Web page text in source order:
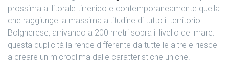
prossima al litorale tirrenico e contemporaneamente quella
che raggiunge la massima altitudine di tutto il territorio
Bolgherese, arrivando a 200 metri sopra il livello del mare:
questa duplicità la rende differente da tutte le altre e riesce
a creare un microclima dalle caratteristiche uniche.